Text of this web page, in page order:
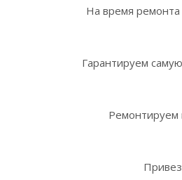
На время
Гарантируем
Ремонтируем